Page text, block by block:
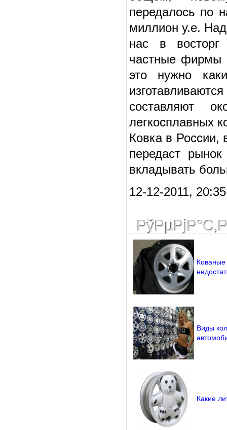
передалось по
миллион у.е.
нас в восторг
частные фирмы
это нужно
составляют
легкосплавных
Ковка в России,
передаст
вкладывать
12-12-2011,
Кованые
Виды
Какие